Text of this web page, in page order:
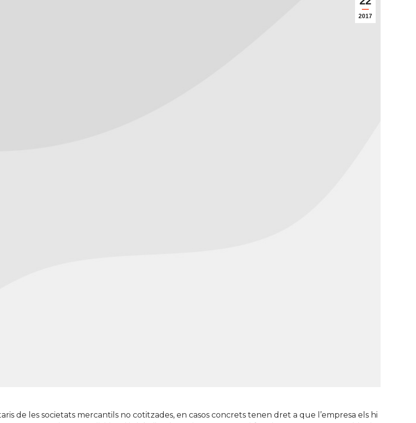
2017
de les societats mercantils no cotitzades, en casos concrets tenen dret a que l’empresa els hi